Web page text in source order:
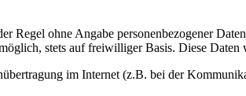
Regel ohne Angabe personenbezogener
stets auf freiwilliger Basis. Diese
im Internet (z.B. bei der